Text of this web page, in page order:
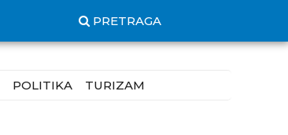
PRETRAGA
POLITIKA TURIZAM